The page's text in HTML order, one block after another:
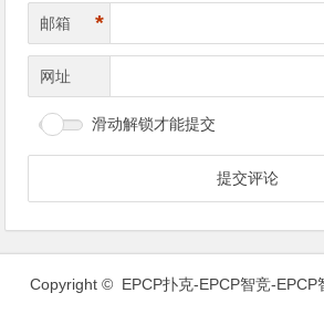
邮箱 *
网址
滑动解锁才能提交
Copyright © EPCP扑克-EPCP智竞-EPCP